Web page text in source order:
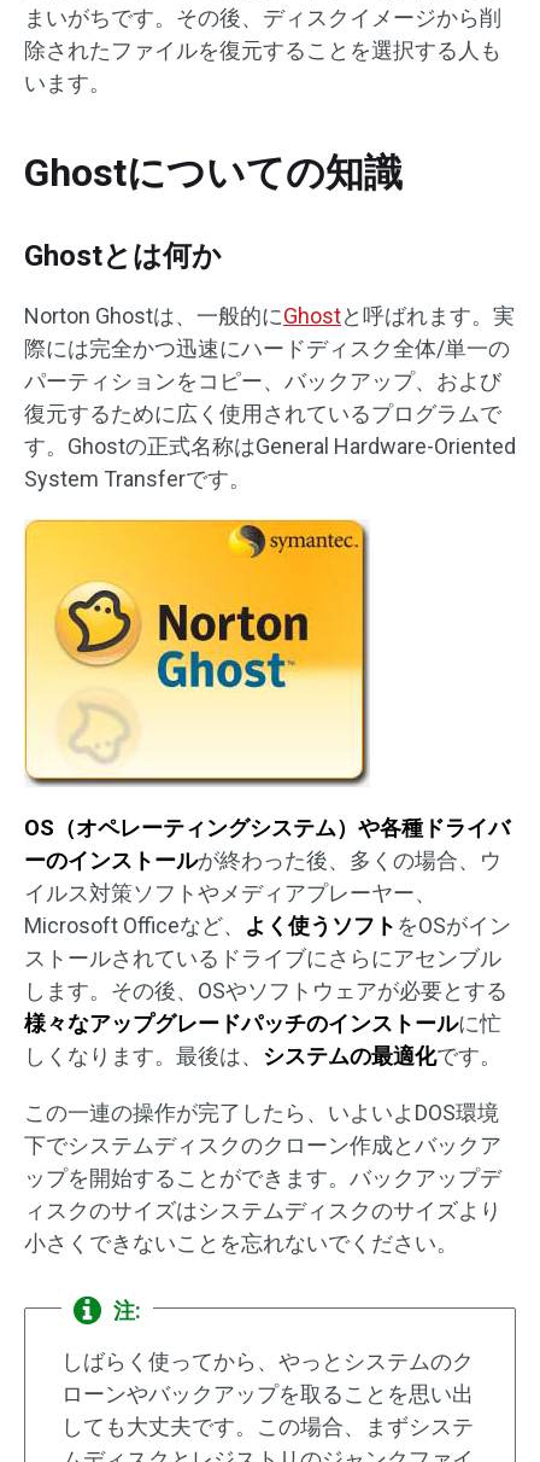
まいがちです。その後、ディスクイメージから削
除されたファイルを復元することを選択する人も
います。
Ghostについての知識
Ghostとは何か
Norton Ghostは、一般的にGhostと呼ばれます。実
際には完全かつ迅速にハードディスク全体/単一の
パーティションをコピー、バックアップ、および
復元するために広く使用されているプログラムで
す。Ghostの正式名称はGeneral Hardware-Oriented
System Transferです。
OS（オペレーティングシステム）や各種ドライバ
ーのインストールが終わった後、多くの場合、ウ
イルス対策ソフトやメディアプレーヤー、
Microsoft Officeなど、 よく使うソフト をOSがイン
ストールされているドライブにさらにアセンブル
します。その後、OSやソフトウェアが必要とする
様々なアップグレードパッチのインストールに忙
しくなります。最後は、 システムの最適化です。
この一連の操作が完了したら、いよいよDOS環境
下でシステムディスクのクローン作成とバックア
ップを開始することができます。バックアップデ
ィスクのサイズはシステムディスクのサイズより
小さくできないことを忘れないでください。
注:
しばらく使ってから、やっとシステムのク
ローンやバックアップを取ることを思い出
しても大丈夫です。この場合、まずシステ